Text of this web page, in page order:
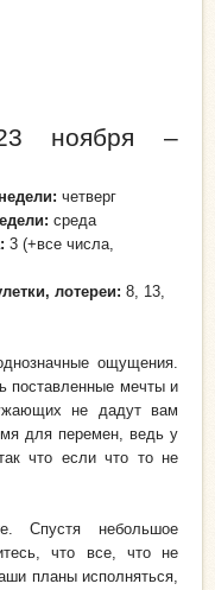
ноября –
: четверг
среда
3 (+все числа,
лотереи: 8, 13,
ощущения.
поставленные мечты и
не дадут вам
для перемен, ведь у
что если что то не
Спустя небольшое
что все, что не
планы исполняться,